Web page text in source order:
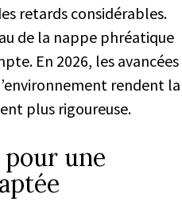
retards considérables.
de la nappe phréatique
En 2026, les avancées
rendent la
plus rigoureuse.
une